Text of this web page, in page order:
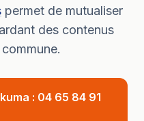
permet de mutualiser
des contenus
: 04 65 84 91